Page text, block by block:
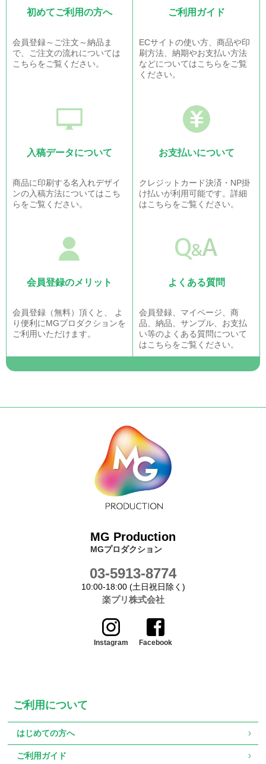
初めてご利用の方へ
会員登録～ご注文～納品ま
で、ご注文の流れについては
こちらをご覧ください。
ご利用ガイド
ECサイトの使い方、商品や印
刷方法、納期やお支払い方法
などについてはこちらをご覧
ください。
入稿データについて
商品に印刷する名入れデザイ
ンの入稿方法についてはこち
らをご覧ください。
お支払いについて
クレジットカード決済・NP掛
け払いが利用可能です。詳細
はこちらをご覧ください。
会員登録のメリット
会員登録（無料）頂くと、 よ
り便利にMGプロダクションを
ご利用いただけます。
よくある質問
会員登録、マイページ、商
品、納品、サンプル、お支払
い等のよくある質問について
はこちらをご覧ください。
MG Production
MGプロダクション
03-5913-8774
10:00-18:00 (土日祝日除く)
楽プリ株式会社
Instagram Facebook
ご利用について
はじめての方へ
ご利用ガイド